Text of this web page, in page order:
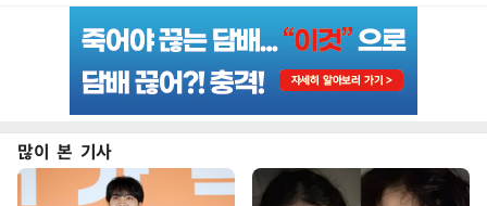
많이 본 기사